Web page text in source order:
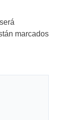
marcados